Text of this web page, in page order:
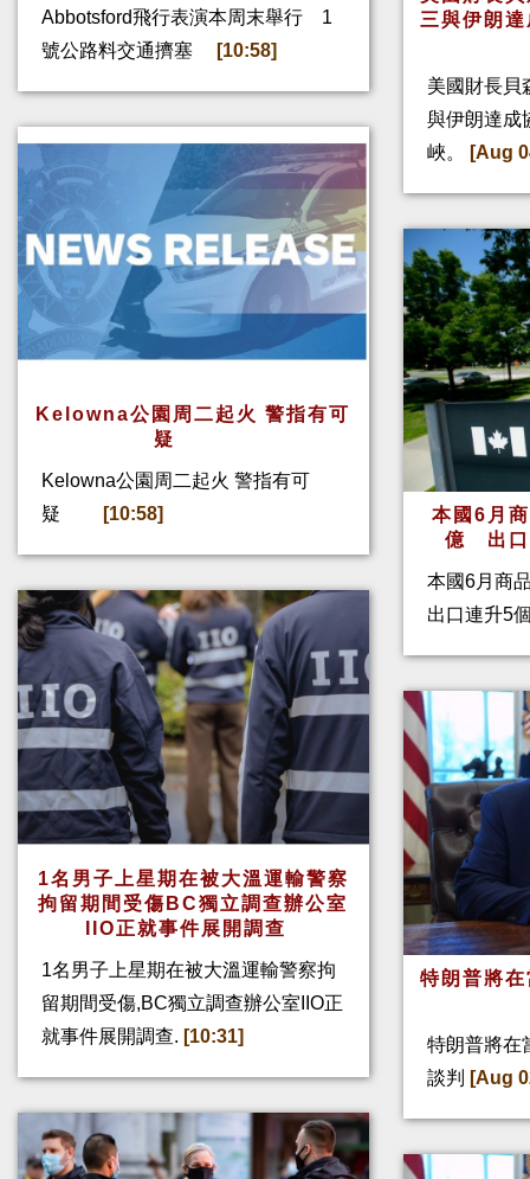
Abbotsford飛行表演本周末舉行 1
號公路料交通擠塞
[10:58]
Kelowna公園周二起火 警指有可
疑
Kelowna公園周二起火 警指有可
疑
[10:58]
1名男子上星期在被大溫運輸警察
拘留期間受傷BC獨立調查辦公室
IIO正就事件展開調查
1名男子上星期在被大溫運輸警察拘
留期間受傷,BC獨立調查辦公室IIO正
就事件展開調查. [10:31]
三與伊朗
美國財長貝
與伊朗達成
峽。
[Aug
本國6月
億 出口
本國6月商
出口連升5
特朗普將
特朗普將在
談判
[Aug